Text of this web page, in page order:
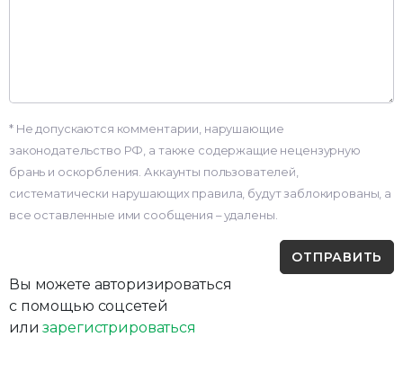
* Не допускаются комментарии, нарушающие
законодательство РФ, а также содержащие нецензурную
брань и оскорбления. Аккаунты пользователей,
систематически нарушающих правила, будут заблокированы, а
все оставленные ими сообщения – удалены.
Вы можете авторизироваться
с помощью соцсетей
илизарегистрироваться